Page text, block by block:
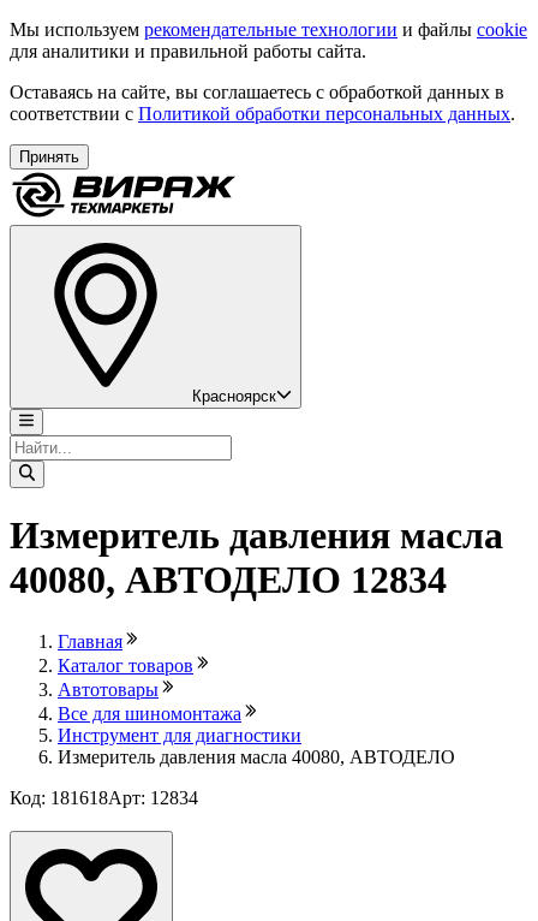
Мы используем рекомендательные технологии и файлы cookie
для аналитики и правильной работы сайта.
Оставаясь на сайте, вы соглашаетесь с обработкой данных в
соответствии с Политикой обработки персональных данных.
Принять
Красноярск
Измеритель давления масла
40080, АВТОДЕЛО 12834
Главная
Каталог товаров
Автотовары
Все для шиномонтажа
Инструмент для диагностики
Измеритель давления масла 40080, АВТОДЕЛО
Код: 181618Арт: 12834